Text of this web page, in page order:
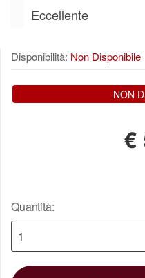
Eccellente
Disponibilità: Non Disponibile
NON
€
Quantità: